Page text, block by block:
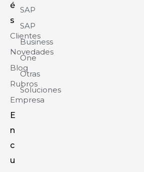
é
s
Clientes
Novedades
Blog
Rubros
Empresa
E
n
c
u
SAP
SAP
Business
One
Otras
Soluciones